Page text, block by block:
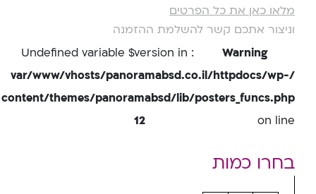
מלאו כאן את כל הפרטים
וניצור אתכם קשר להשלמת ההזמנה
Warning
: Undefined variable $version in
/var/www/vhosts/panoramabsd.co.il/httpdocs/wp-
content/themes/panoramabsd/lib/posters_funcs.php
on line
12